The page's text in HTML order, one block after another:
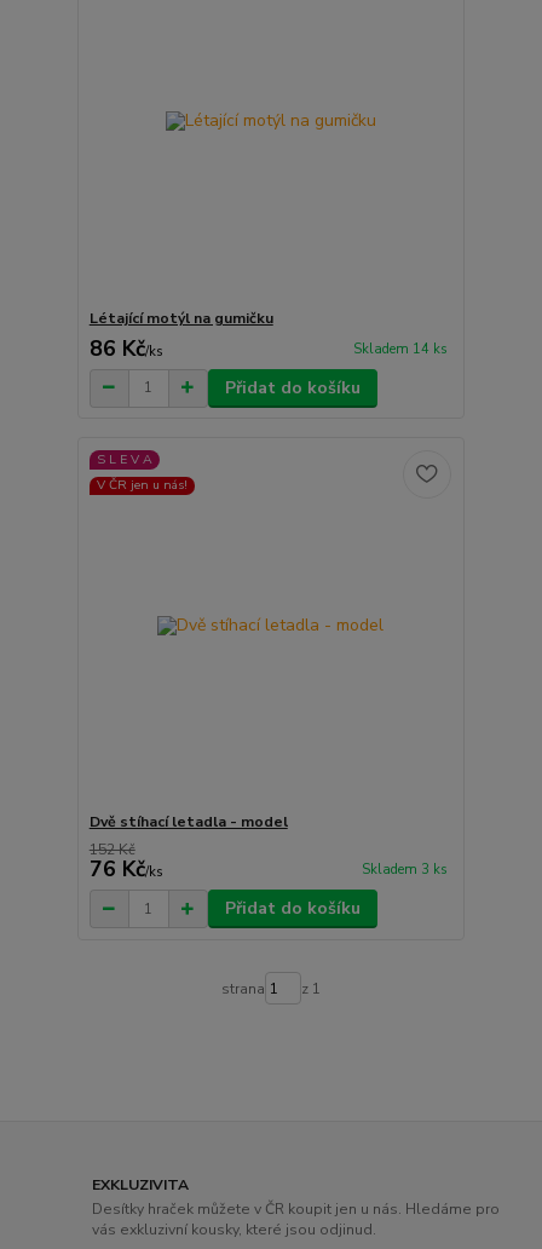
Létající motýl na gumičku
86 Kč/ks Skladem 14 ks
Přidat do košíku
S L E V A
V ČR jen u nás!
Dvě stíhací letadla - model
152 Kč
76 Kč/ks Skladem 3 ks
Přidat do košíku
strana z 1
EXKLUZIVITA
Desítky hraček můžete v ČR koupit jen u nás. Hledáme pro
vás exkluzivní kousky, které jsou odjinud.